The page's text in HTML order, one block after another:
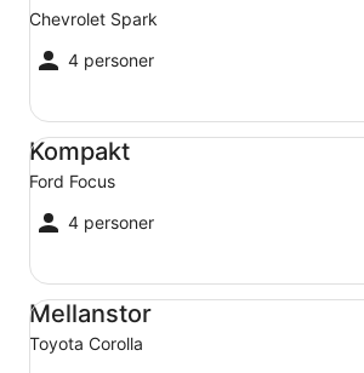
Chevrolet Spark
4 personer
Kompakt
Ford Focus
4 personer
Kompakt Ford Focus
Mellanstor
Toyota Corolla
Mellanstor Toyota Corolla